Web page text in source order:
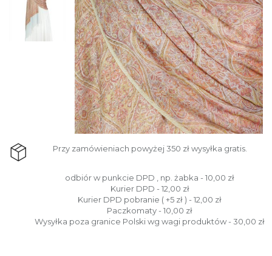
Przy zamówieniach powyżej 350 zł wysyłka gratis.
odbiór w punkcie DPD , np. żabka - 10,00 zł
Kurier DPD - 12,00 zł
Kurier DPD pobranie ( +5 zł ) - 12,00 zł
Paczkomaty - 10,00 zł
Wysyłka poza granice Polski wg wagi produktów - 30,00 zł